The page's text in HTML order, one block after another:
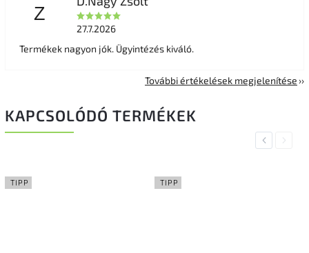
Z
27.7.2026
Termékek nagyon jók. Ügyintézés kiváló.
További értékelések megjelenítése
KAPCSOLÓDÓ TERMÉKEK
Previous
TIPP TIPP
Next